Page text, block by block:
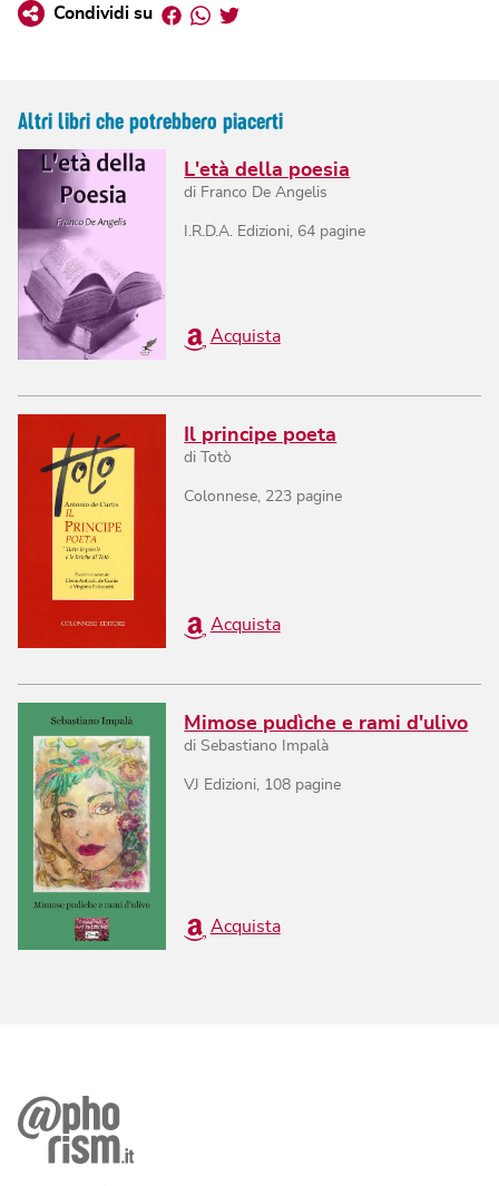
Condividi su Facebook
Whatsapp
Twitter
Altri libri che potrebbero piacerti
L'età della poesia
di Franco De Angelis
I.R.D.A. Edizioni, 64 pagine
Acquista
Il principe poeta
di Totò
Colonnese, 223 pagine
Acquista
Mimose pudìche e rami d'ulivo
di Sebastiano Impalà
VJ Edizioni, 108 pagine
Acquista